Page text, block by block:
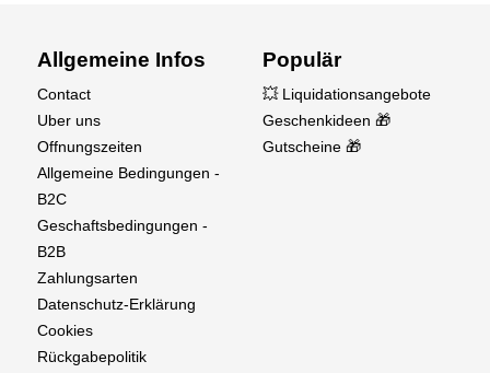
Allgemeine Infos
Contact
Uber uns
Offnungszeiten
Allgemeine Bedingungen -
B2C
Geschaftsbedingungen -
B2B
Zahlungsarten
Datenschutz-Erklärung
Cookies
Rückgabepolitik
Populär
💥 Liquidationsangebote
Geschenkideen 🎁
Gutscheine 🎁